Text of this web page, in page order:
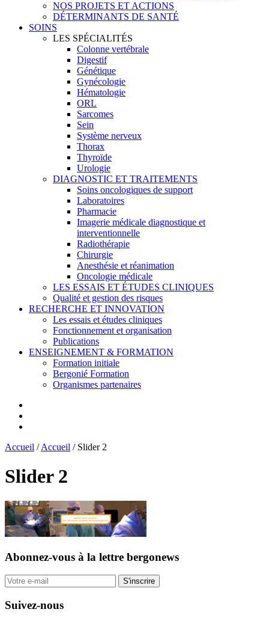
NOS PROJETS ET ACTIONS
DÉTERMINANTS DE SANTÉ
SOINS
LES SPÉCIALITÉS
Colonne vertébrale
Digestif
Génétique
Gynécologie
Hématologie
ORL
Sarcomes
Sein
Système nerveux
Thorax
Thyroïde
Urologie
DIAGNOSTIC ET TRAITEMENTS
Soins oncologiques de support
Laboratoires
Pharmacie
Imagerie médicale diagnostique et
interventionnelle
Radiothérapie
Chirurgie
Anesthésie et réanimation
Oncologie médicale
LES ESSAIS ET ÉTUDES CLINIQUES
Qualité et gestion des risques
RECHERCHE ET INNOVATION
Les essais et études cliniques
Fonctionnement et organisation
Publications
ENSEIGNEMENT & FORMATION
Formation initiale
Bergonié Formation
Organismes partenaires
Accueil /Accueil / Slider 2
Slider 2
Abonnez-vous à la lettre bergonews
S'inscrire
Suivez-nous